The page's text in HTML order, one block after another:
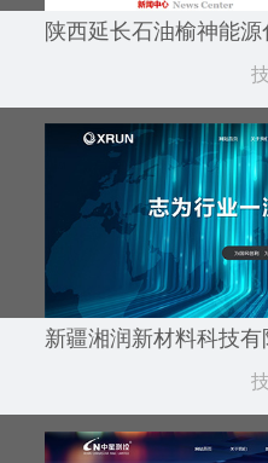
陕西延长石油榆神能
新疆湘润新材料科技有